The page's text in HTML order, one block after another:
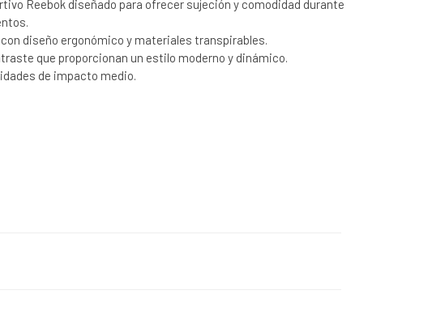
Reebok diseñado para ofrecer sujeción y comodidad durante
con diseño ergonómico y materiales transpirables.
que proporcionan un estilo moderno y dinámico.
de impacto medio.